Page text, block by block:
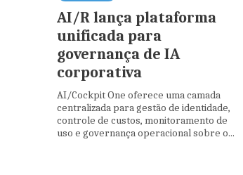
AI/R lança plataforma
unificada para
governança de IA
corporativa
AI/Cockpit One oferece uma camada
centralizada para gestão de identidade,
controle de custos, monitoramento de
uso e governança operacional sobre o...